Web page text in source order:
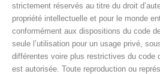
strictement réservés au titre du droit
propriété intellectuelle et pour le monde
conformément aux dispositions du code
seule l’utilisation pour un usage privé,
différentes voire plus restrictives du code
est autorisée. Toute reproduction ou